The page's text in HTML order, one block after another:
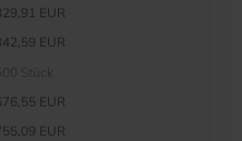
EUR
EUR
EUR
EUR